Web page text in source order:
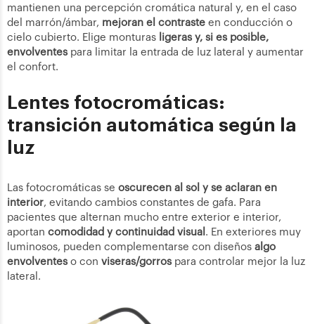
mantienen una percepción cromática natural y, en el caso
del marrón/ámbar, mejoran el contraste en conducción o
cielo cubierto. Elige monturas ligeras y, si es posible,
envolventespara limitar la entrada de luz lateral y aumentar
el confort.
Lentes fotocromáticas:
transición automática según la
luz
Las fotocromáticas se oscurecen al sol y se aclaran en
interior, evitando cambios constantes de gafa. Para
pacientes que alternan mucho entre exterior e interior,
aportan comodidad y continuidad visual . En exteriores muy
luminosos, pueden complementarse con diseños algo
envolventeso con viseras/gorrospara controlar mejor la luz
lateral.